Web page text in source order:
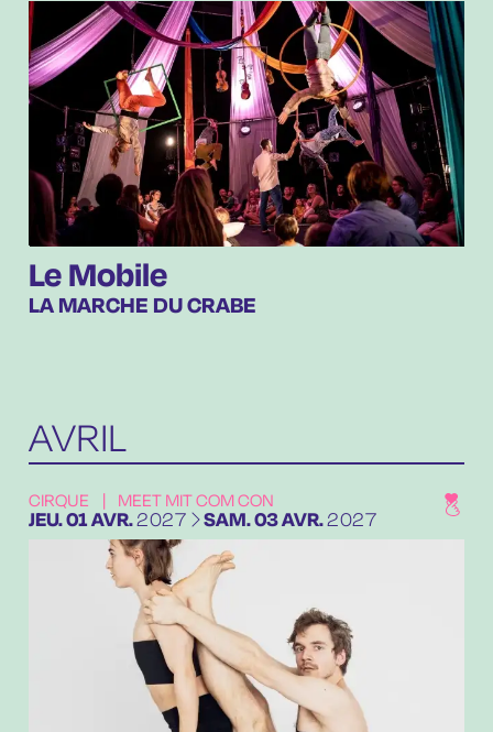
Le Mobile
LA MARCHE DU CRABE
AVRIL
CIRQUE MEET MIT COM CON
DU
JEUDI
JEU.01 AVRIL
AVR.2027 AU
SAMEDI
SAM.03AVRIL
AVR.2027